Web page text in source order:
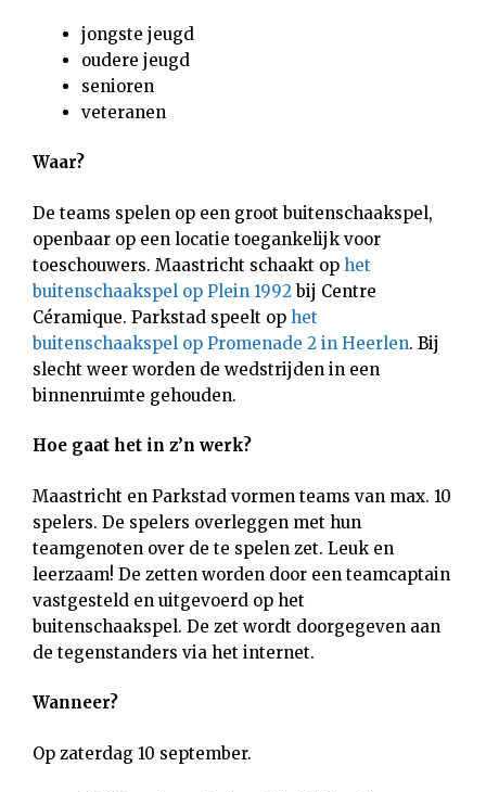
jongste jeugd
oudere jeugd
senioren
veteranen
Waar?
De teams spelen op een groot buitenschaakspel,
openbaar op een locatie toegankelijk voor
toeschouwers. Maastricht schaakt op het
buitenschaakspel op Plein 1992bij Centre
Céramique. Parkstad speelt op het
buitenschaakspel op Promenade 2 in Heerlen. Bij
slecht weer worden de wedstrijden in een
binnenruimte gehouden.
Hoe gaat het in z’n werk?
Maastricht en Parkstad vormen teams van max. 10
spelers. De spelers overleggen met hun
teamgenoten over de te spelen zet. Leuk en
leerzaam! De zetten worden door een teamcaptain
vastgesteld en uitgevoerd op het
buitenschaakspel. De zet wordt doorgegeven aan
de tegenstanders via het internet.
Wanneer?
Op zaterdag 10 september.